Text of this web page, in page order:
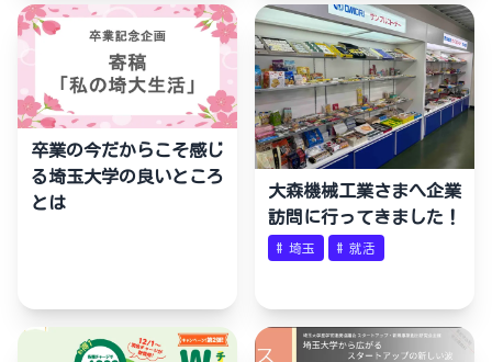
卒業の今だからこそ感じ
る埼玉大学の良いところ
とは
大森機械工業さまへ企業
訪問に行ってきました！
# 埼玉 # 就活